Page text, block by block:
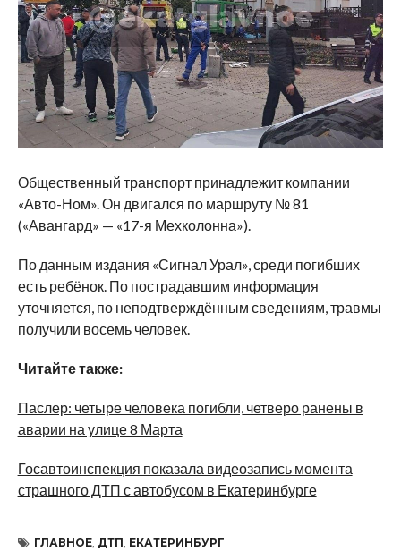
Общественный транспорт принадлежит компании
«Авто-Ном». Он двигался по маршруту № 81
(«Авангард» — «17-я Мехколонна»).
По данным издания «Сигнал Урал», среди погибших
есть ребёнок. По пострадавшим информация
уточняется, по неподтверждённым сведениям, травмы
получили восемь человек.
Читайте также:
Паслер: четыре человека погибли, четверо ранены в
аварии на улице 8 Марта
Госавтоинспекция показала видеозапись момента
страшного ДТП с автобусом в Екатеринбурге
ГЛАВНОЕ, ДТП ЕКАТЕРИНБУРГ